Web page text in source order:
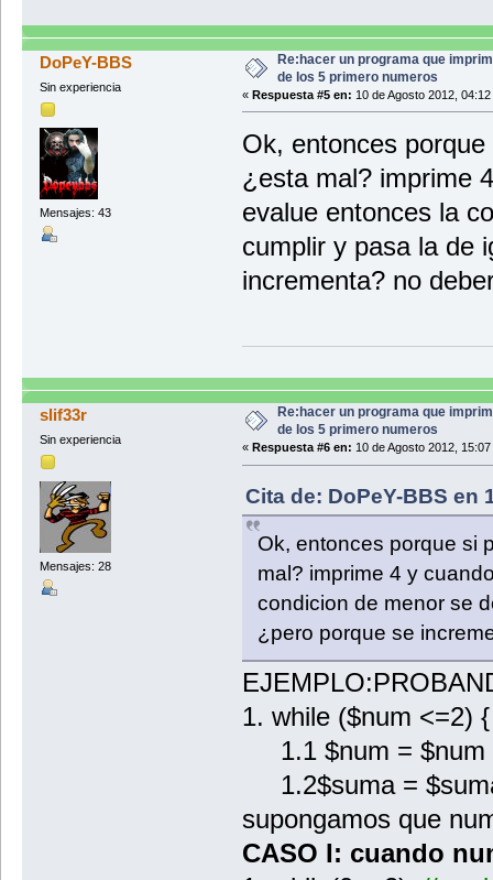
DoPeY-BBS
Sin experiencia
Mensajes: 43
Re:hacer un programa que
de los 5 primero numeros
« Respuesta #5 en: 10 de Agosto 2012, 04:12
Ok, entonces
¿esta mal? imprime
evalue entonces la
cumplir y pasa la de
incrementa? no
slif33r
Sin experiencia
Mensajes: 28
Re:hacer un programa que
de los 5 primero numeros
« Respuesta #6 en: 10 de Agosto 2012, 15:07
Cita de: DoPeY-BBS en
Ok, entonces porque si
mal? imprime 4 y
condicion de menor se
¿pero porque se
1. while ($num <=2) {
1.1 $num = $num
1.2$suma =
supongamos que
CASO I: cuando